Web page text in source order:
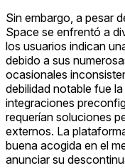
Sin embargo, a pesar
Space se enfrentó a
los usuarios indican
debido a sus
ocasionales
debilidad notable fue
integraciones
requerían soluciones
externos. La
buena acogida en el
anunciar su